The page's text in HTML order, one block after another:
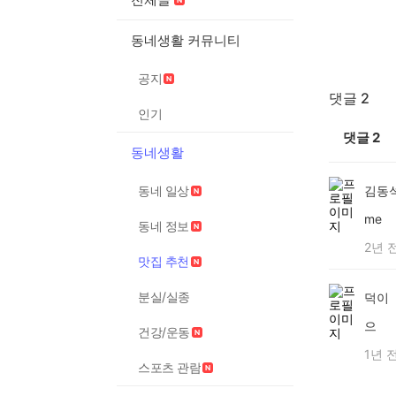
동네생활 커뮤니티
공지
인기
동네생활
동네 일상
동네 정보
맛집 추천
분실/실종
건강/운동
스포츠 관람
댓글 2
댓글2
김동
me
2년
덕이
으
1년 전